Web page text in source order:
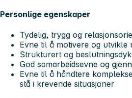
Personlige egenskaper
Tydelig, trygg og
Evne til å motivere og utvikle
Strukturert og
God samarbeidsevne og
Evne til å håndtere
stå i krevende situasjoner